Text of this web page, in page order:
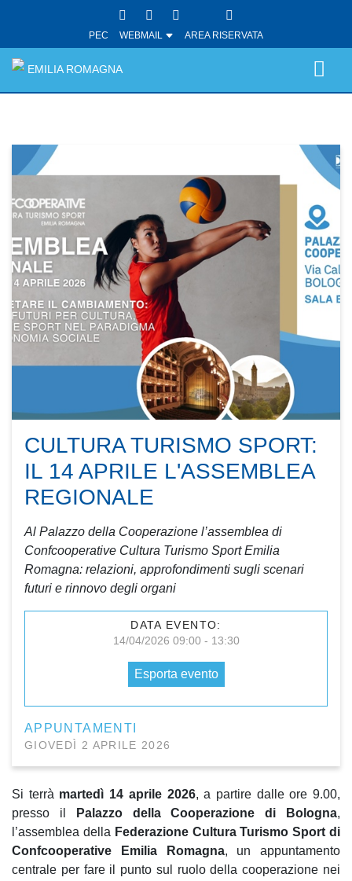
PEC WEBMAIL AREA RISERVATA
EMILIA ROMAGNA
CULTURA TURISMO SPORT:
IL 14 APRILE L'ASSEMBLEA
REGIONALE
Al Palazzo della Cooperazione l’assemblea di
Confcooperative Cultura Turismo Sport Emilia
Romagna: relazioni, approfondimenti sugli scenari
futuri e rinnovo degli organi
DATA EVENTO:
14/04/2026 09:00 - 13:30
Esporta evento
APPUNTAMENTI
GIOVEDÌ 2 APRILE 2026
Si terrà martedì 14 aprile 2026, a partire dalle ore 9.00,
presso il
Palazzo della Cooperazione di Bologna,
l’assemblea della Federazione Cultura Turismo Sport di
Confcooperative Emilia Romagna, un appuntamento
centrale per fare il punto sul ruolo della cooperazione nei